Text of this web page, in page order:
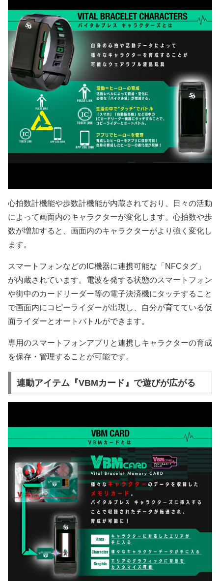
心拍数計機能や歩数計機能が内蔵されており、日々の活動
によって画面内のキャラクターが変化します。心拍数や歩
数が増加すると、画面内のキャラクターがより強く変化し
ます。
スマートフォンなどのIC機器に連携可能な「NFCタグ」
が内蔵されています。電波を発する状態のスマートフォン
や街中のカードリーダー等の電子決済機にタッチすること
で画面内にコピーライダーが出現し、自分が育てている仮
面ライダーとオートバトルができます。
専用のスマートフォンアプリと連携しキャラクターの育成
を保存・管理することが可能です。
連動アイテム『VBMカード』で遊びが広がる